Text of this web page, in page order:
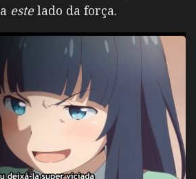
estelado da força.